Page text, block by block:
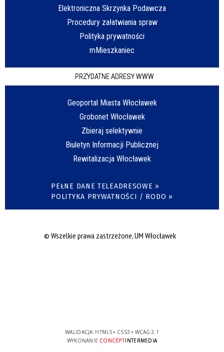
Elektroniczna Skrzynka Podawcza
Procedury załatwiania spraw
Polityka prywatności
mMieszkaniec
PRZYDATNE ADRESY WWW
Geoportal Miasta Włocławek
Grobonet Włocławek
Zbieraj selektywnie
Biuletyn Informacji Publicznej
Rewitalizacja Włocławek
PEŁNE DANE TELEADRESOWE »
POLITYKA PRYWATNOŚCI / RODO »
© Wszelkie prawa zastrzeżone, UM Włocławek
WALIDACJA: HTML5+ CSS3 + WCAG 2.1
WYKONANIE CONCEPTINTERMEDIA